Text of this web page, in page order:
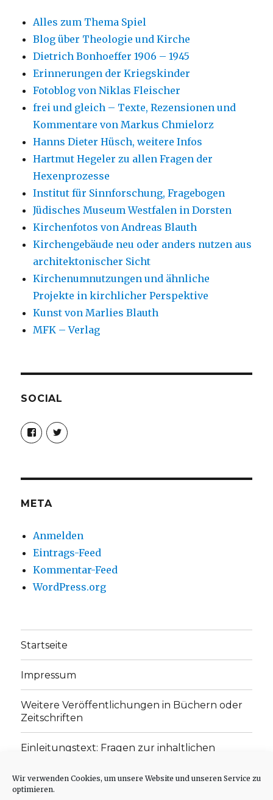
Wir verwenden Cookies, um unsere Website und unseren Service zu
optimieren.
Alles zum Thema Spiel
Blog über Theologie und Kirche
Dietrich Bonhoeffer 1906 – 1945
Erinnerungen der Kriegskinder
Fotoblog von Niklas Fleischer
frei und gleich – Texte, Rezensionen und
Kommentare von Markus Chmielorz
Hanns Dieter Hüsch, weitere Infos
Hartmut Hegeler zu allen Fragen der
Hexenprozesse
Institut für Sinnforschung, Fragebogen
Jüdisches Museum Westfalen in Dorsten
Kirchenfotos von Andreas Blauth
Kirchengebäude neu oder anders nutzen aus
architektonischer Sicht
Kirchenumnutzungen und ähnliche
Projekte in kirchlicher Perspektive
Kunst von Marlies Blauth
MFK – Verlag
SOCIAL
Profil
von
christoph.fleischer1
anzeigen
Profil
von
anzeigen
META
Anmelden
Eintrags-Feed
Kommentar-Feed
WordPress.org
Startseite
Impressum
Weitere Veröffentlichungen in Büchern oder
Zeitschriften
Einleitungstext: Fragen zur inhaltlichen
„schwachen Glaubens“